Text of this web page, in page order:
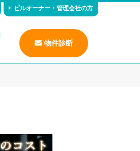
ビルオーナー・管理会社の方
物件診断